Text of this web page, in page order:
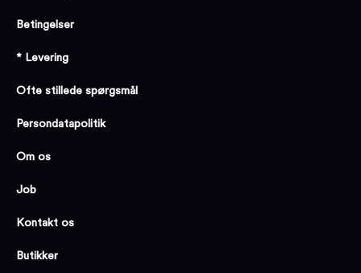
Betingelser
* Levering
Ofte stillede spørgsmål
Persondatapolitik
Om os
Job
Kontakt os
Butikker